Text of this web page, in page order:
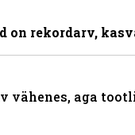
on rekordarv,
vähenes, aga